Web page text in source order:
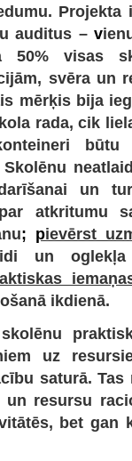
Projekta
auditus –v
50% visas
svēra un
mērķis bija
rada, cik
būtu
un
atkritumu
; pievērst
un oglekļa
ikdienā.
uz
saturā. Tas
resursu
bet gan